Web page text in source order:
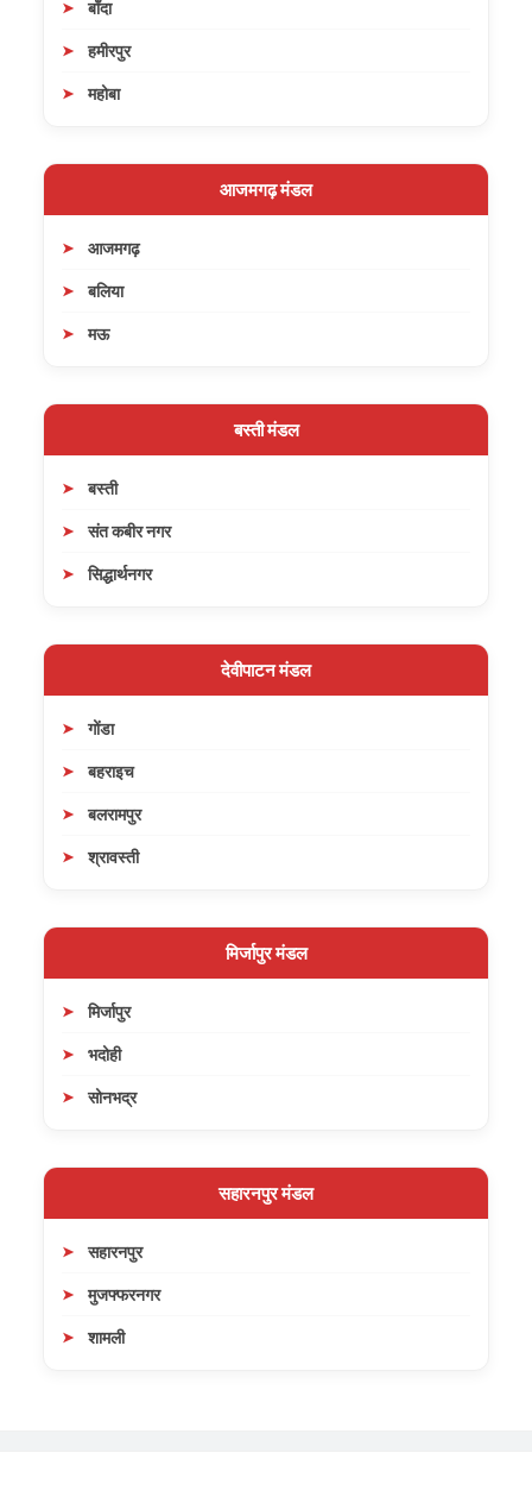
बाँदा
हमीरपुर
महोबा
आजमगढ़ मंडल
आजमगढ़
बलिया
मऊ
बस्ती मंडल
बस्ती
संत कबीर नगर
सिद्धार्थनगर
देवीपाटन मंडल
गोंडा
बहराइच
बलरामपुर
श्रावस्ती
मिर्जापुर मंडल
मिर्जापुर
भदोही
सोनभद्र
सहारनपुर मंडल
सहारनपुर
मुजफ्फरनगर
शामली